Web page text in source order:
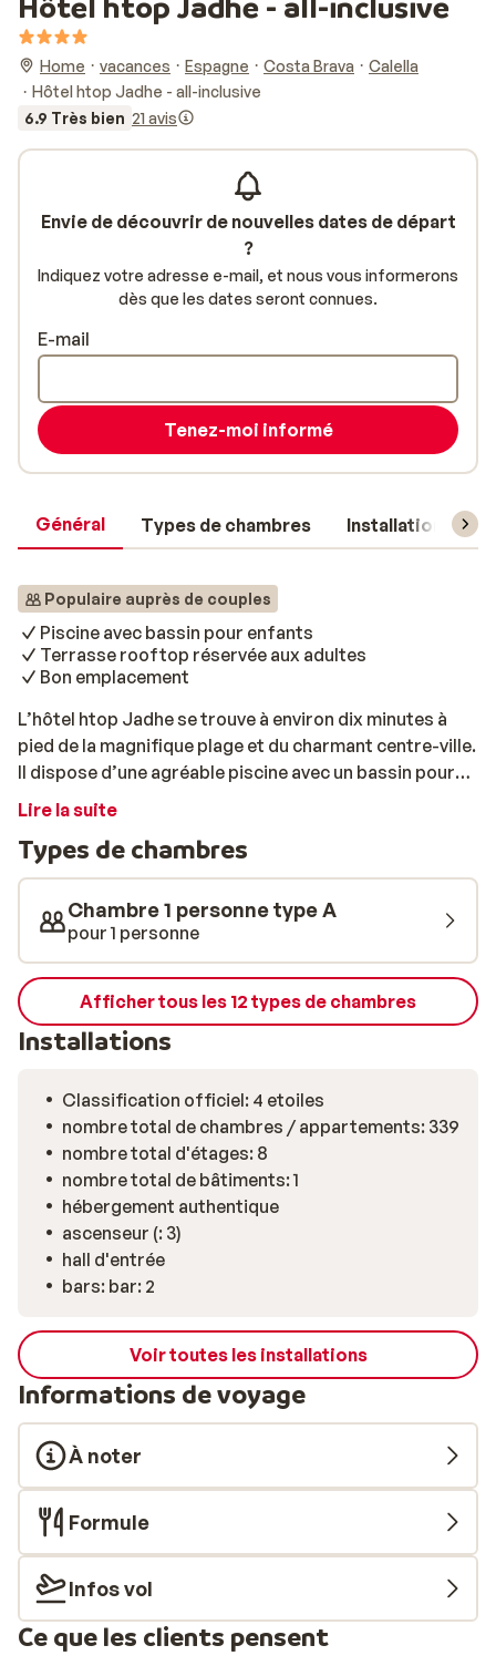
Home vacances Espagne Costa Brava
Calella
Hôtel htop Jadhe - all-inclusive
6.9 Très bien 21 avis
Général Types de chambres Installations
Populaire auprès de couples
Piscine avec bassin pour enfants
Terrasse rooftop réservée aux adultes
Bon emplacement
L’hôtel htop Jadhe se trouve à environ dix minutes à
pied de la magnifique plage et du charmant centre-ville.
Il dispose d’une agréable piscine avec un bassin pour
enfants et une terrasse ensoleillée où vous pourrez
l’hôtel, vous trouverez une terrasse solarium avec
jacuzzi. Cet espace est exclusivement réservé aux
adultes (18 ans et plus). Vous pourrez y savourer un
verre tout en admirant le coucher du soleil. En haute
saison, l’hôtel peut être un peu plus animé en raison de
la présence de groupes de jeunes.
Lire la suite
Types de chambres
Chambre 1 personne type A
pour 1 personne
Afficher tous les 12 types de chambres
Installations
Classification officiel: 4 etoiles
nombre total de chambres / appartements: 339
nombre total d'étages: 8
nombre total de bâtiments: 1
hébergement authentique
ascenseur (: 3)
hall d'entrée
bars: bar: 2
Voir toutes les installations
Informations de voyage
À noter
Formule
Infos vol
Ce que les clients pensent
Envie de découvrir de nouvelles dates de départ
?
Indiquez votre adresse e-mail, et nous vous informerons
dès que les dates seront connues.
E-mail
Tenez-moi informé